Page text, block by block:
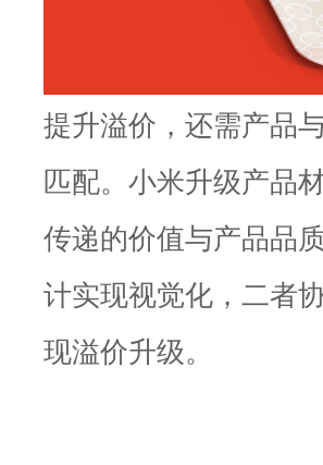
提升溢价，还需产品
匹配。小米升级产品
传递的价值与产品品
计实现视觉化，二者
现溢价升级。